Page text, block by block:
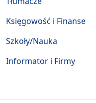
Księgowość i Finanse
Szkoły/Nauka
Informator i Firmy